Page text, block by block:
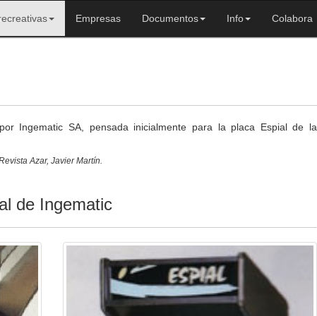
Empresas Documentos Info Colabora
Ingematic SA, pensada inicialmente para la placa Espial de la
Azar, Javier Martín.
de Ingematic